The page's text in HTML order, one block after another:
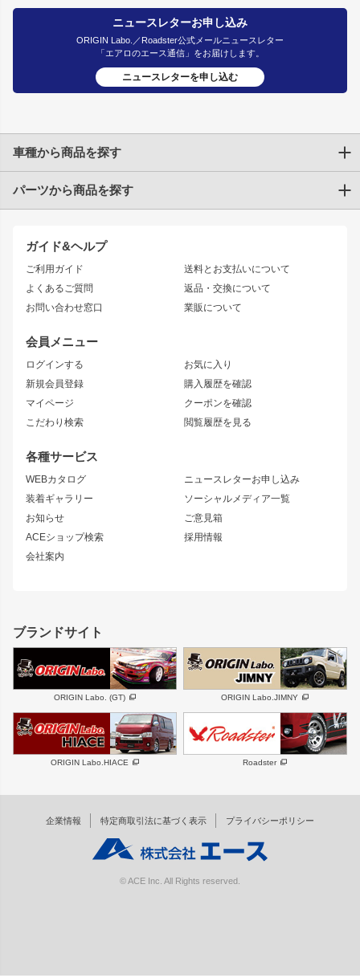
ニュースレターお申し込み
ORIGIN Labo.／Roadster公式メールニュースレター
「エアロのエース通信」をお届けします。
ニュースレターを申し込む
ガイド&ヘルプ
ご利用ガイド
よくあるご質問
お問い合わせ窓口
送料とお支払いについて
返品・交換について
業販について
会員メニュー
ログインする
新規会員登録
マイページ
こだわり検索
お気に入り
購入履歴を確認
クーポンを確認
閲覧履歴を見る
各種サービス
WEBカタログ
装着ギャラリー
お知らせ
ACEショップ検索
会社案内
ニュースレターお申し込み
ソーシャルメディア一覧
ご意見箱
採用情報
車種から商品を探す
トヨタ
JZX90 CHASER
JZX110 MARK II
JZX100 MARK II
JZX90 MARK II
トレノ
マークX
アリスト
ソアラ
アルテッツァ
ニッサン
S15 シルビア
S14 シルビア 後期
S13 シルビア
180SX
シルエイティ
ワンビア
ローレル
セフィーロ
キャラバン
スズキ
GS350
SC
スバル 三菱
デリカ D:5
軽自動車 汎用
パーツから商品を探す
エアロシリーズ
ドリフトライン
風神
雷神
レーシングライン
アタックライン
ストリームライン
リアウイング
ジムニーパーツ
ホイール
MUD-S7
MUD-SR7
まつど家 鉄漢
ボンネット
フェンダー
サイドパーツ
リアゲート
メンテナンスパーツ
ハイエースパーツ
ホイール
DAYTONA-RS
DAYTONA-RS NEO
エアロシリーズ
RUGGER MODEL
DTM:exclusive
オーバーフェンダー
ワイパーガード
ブランドサイト
ORIGIN Labo. (GT) ORIGIN Labo.JIMNY
ORIGIN Labo.HIACE Roadster
企業情報 特定商取引法に基づく表示 プライバシーポリシー
© ACE Inc. All Rights reserved.